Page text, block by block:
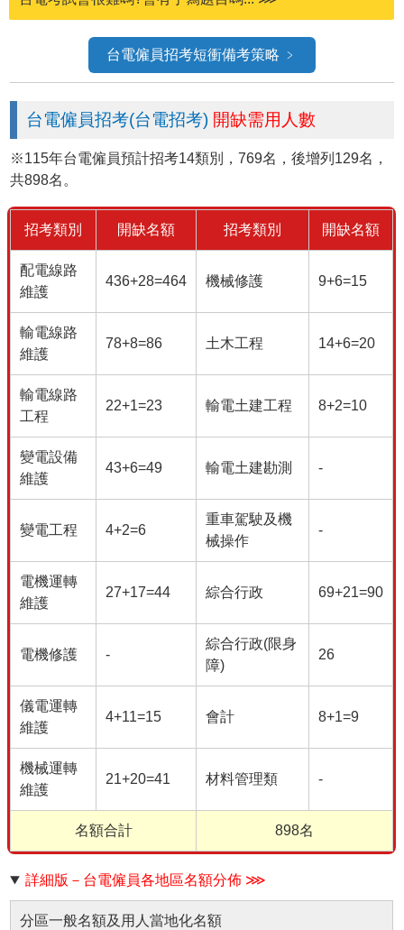
台電僱員招考短衝備考策略 ﹥
台電僱員招考(台電招考) 開缺需用人數
※115年台電僱員預計招考14類別，769名，後增列129名，
共898名。
招考類別 開缺名額 招考類別 開缺名額
配電線路
維護
436+28=464 機械修護 9+6=15
輸電線路
維護
78+8=86 土木工程 14+6=20
輸電線路
工程
22+1=23 輸電土建工程 8+2=10
變電設備
維護
43+6=49 輸電土建勘測 -
變電工程 4+2=6
重車駕駛及機
械操作
-
電機運轉
維護
27+17=44 綜合行政 69+21=90
電機修護 -
綜合行政(限身
障)
26
儀電運轉
維護
4+11=15 會計 8+1=9
機械運轉
維護
21+20=41 材料管理類 -
名額合計 898名
詳細版－台電僱員各地區名額分佈 ⋙
分區一般名額及用人當地化名額